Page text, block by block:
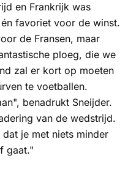
en Frankrijk was
favoriet voor de winst.
de Fransen, maar
ploeg, die we
zal er kort op moeten
te voetballen.
benadrukt Sneijder.
van de wedstrijd.
je met niets minder
gaat."